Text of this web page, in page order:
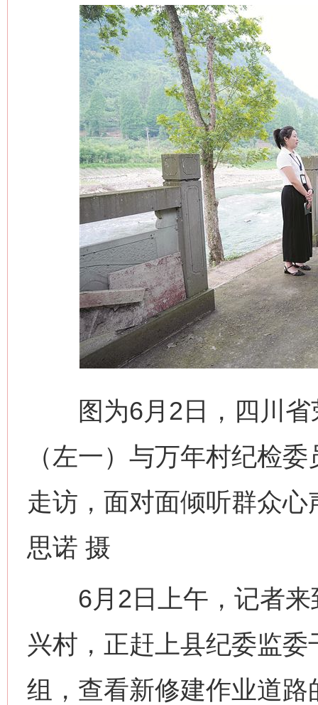
图为6月2日，四川省
（左一）与万年村纪检
走访，面对面倾听群众
思诺 摄
6月2日上午，记者来
兴村，正赶上县纪委监
组，查看新修建作业道